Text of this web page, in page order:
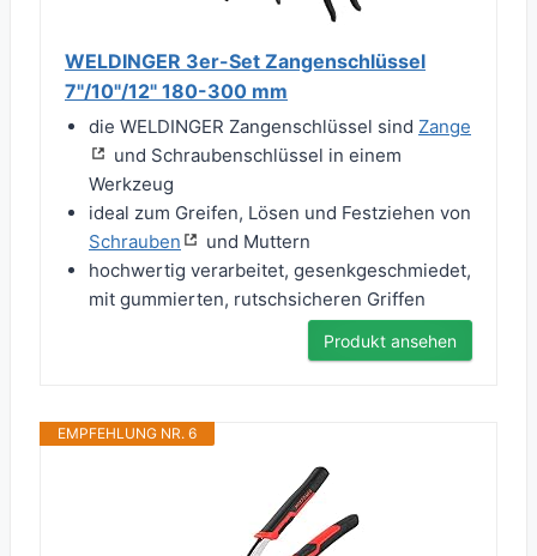
WELDINGER 3er-Set Zangenschlüssel
7"/10"/12" 180-300 mm
die WELDINGER Zangenschlüssel sind Zange
und Schraubenschlüssel in einem
Werkzeug
ideal zum Greifen, Lösen und Festziehen von
Schrauben
und Muttern
hochwertig verarbeitet, gesenkgeschmiedet,
mit gummierten, rutschsicheren Griffen
Produkt ansehen
EMPFEHLUNG NR. 6